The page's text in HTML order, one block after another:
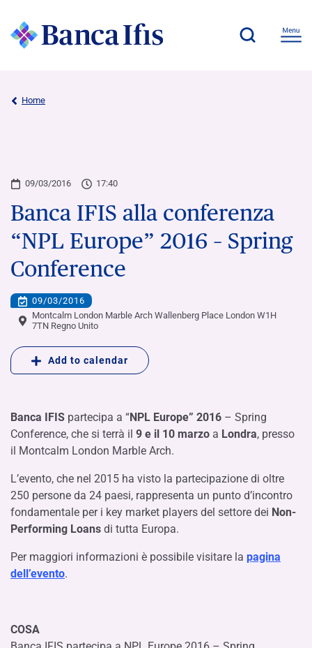
Home
09/03/2016 17:40
Banca IFIS alla conferenza
“NPL Europe” 2016 – Spring
Conference
09/03/2016
Montcalm London Marble Arch Wallenberg Place London W1H
7TN Regno Unito
Add to calendar
Banca IFIS partecipa a “NPL Europe” 2016 – Spring
Conference, che si terrà il 9 e il 10 marzo a Londra, presso
il Montcalm London Marble Arch.
L’evento, che nel 2015 ha visto la partecipazione di oltre
250 persone da 24 paesi, rappresenta un punto d’incontro
fondamentale per i key market players del settore dei Non-
Performing Loans di tutta Europa.
Per maggiori informazioni è possibile visitare la pagina
dell’evento.
COSA